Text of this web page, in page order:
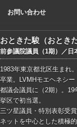
お問い合わせ
おときた駿（おとき
前参議院議員（1期）／日
1983年東京都北区生まれ
卒業。LVMHモエヘネシ
都議会議員に（2期）。
挙区で初当選。
三ツ星議員・特別表彰受
ネットを中心とした積極